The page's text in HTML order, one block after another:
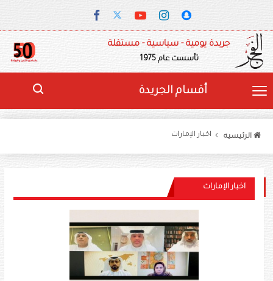
جريدة يومية - سياسية - مستقلة
تأسست عام 1975
أقسام الجريدة
الرئيسيه اخبار الإمارات
اخبار الإمارات